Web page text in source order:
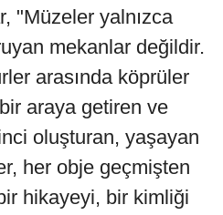
"Müzeler yalnızca
mekanlar değildir.
arasında köprüler
araya getiren ve
oluşturan, yaşayan
her obje geçmişten
hikayeyi, bir kimliği